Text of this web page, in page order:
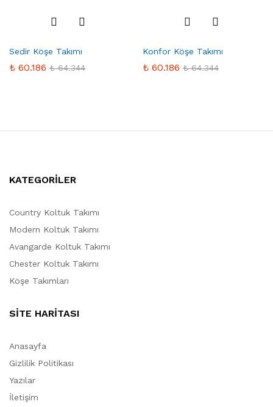
rilere
Ekle
Sedir Köşe Takımı
₺ 60.186 ₺64.344
rilere
Ekle
Konfor Köşe Takımı
₺ 60.186 ₺64.344
KATEGORİLER
Country Koltuk Takımı
Modern Koltuk Takımı
Avangarde Koltuk Takımı
Chester Koltuk Takımı
Köşe Takımları
SİTE HARİTASI
Anasayfa
Gizlilik Politikası
Yazılar
İletişim